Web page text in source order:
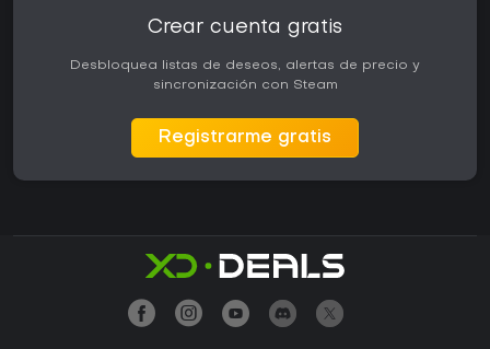
Crear cuenta gratis
Desbloquea listas de deseos, alertas de precio y
sincronización con Steam
Registrarme gratis